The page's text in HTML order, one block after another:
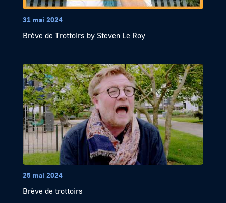
31 mai 2024
Brève de Trottoirs by Steven Le Roy
25 mai 2024
Brève de trottoirs